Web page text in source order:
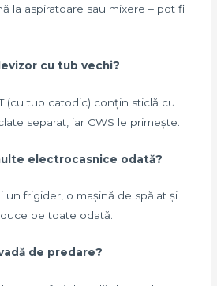
la aspiratoare sau mixere – pot fi
cu tub vechi?
(cu tub catodic) conțin sticlă cu
separat, iar CWS le primește.
electrocasnice odată?
un frigider, o mașină de spălat și
pe toate odată.
de predare?